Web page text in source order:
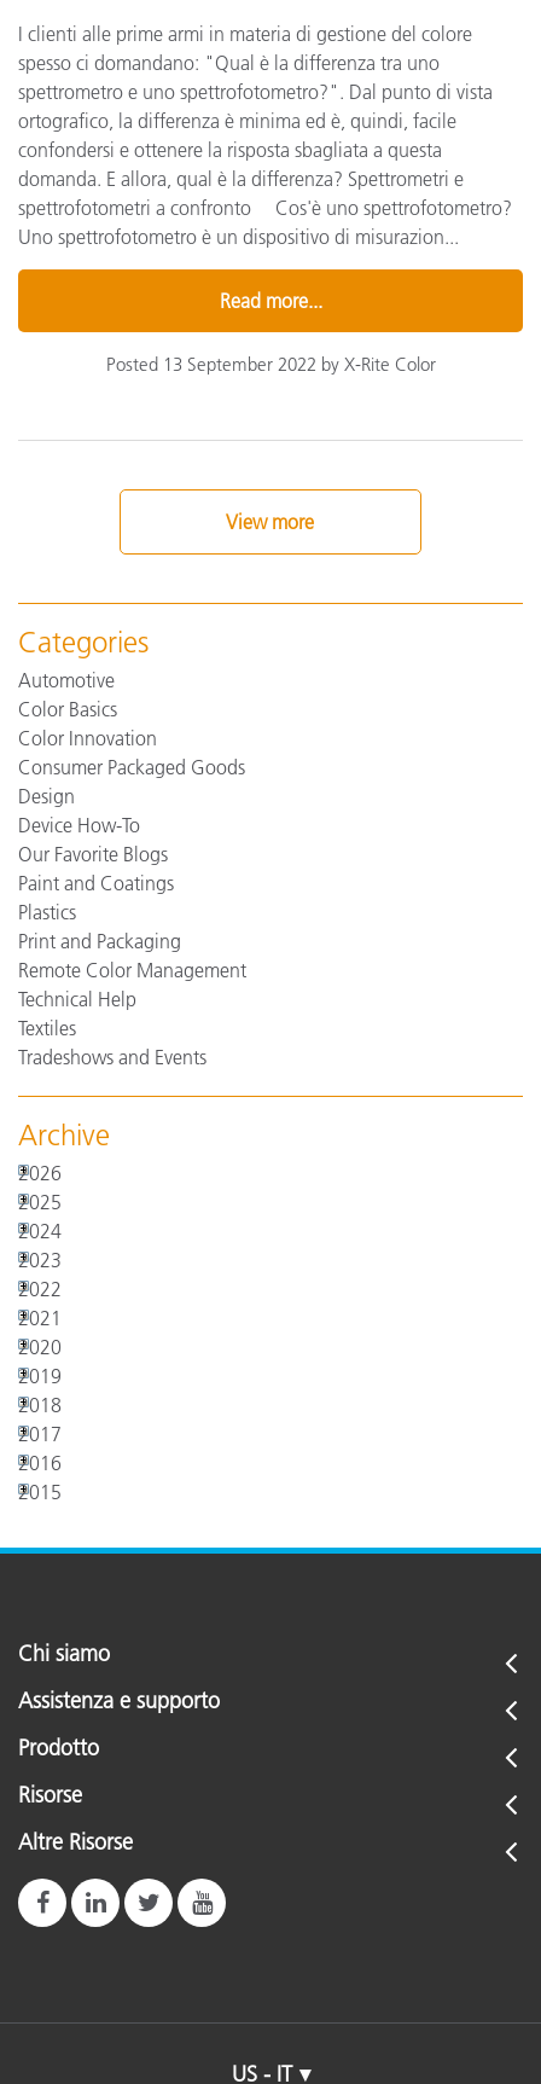
I clienti alle prime armi in materia di gestione del colore
spesso ci domandano: "Qual è la differenza tra uno
spettrometro e uno spettrofotometro?". Dal punto di vista
ortografico, la differenza è minima ed è, quindi, facile
confondersi e ottenere la risposta sbagliata a questa
domanda. E allora, qual è la differenza? Spettrometri e
spettrofotometri a confronto Cos'è uno spettrofotometro?
Uno spettrofotometro è un dispositivo di misurazion...
Read more...
Posted 13 September 2022 by X-Rite Color
View more
Categories
Automotive
Color Basics
Color Innovation
Consumer Packaged Goods
Design
Device How-To
Our Favorite Blogs
Paint and Coatings
Plastics
Print and Packaging
Remote Color Management
Technical Help
Textiles
Tradeshows and Events
Archive
2026
2025
2024
2023
2022
2021
2020
2019
2018
2017
2016
2015
Chi siamo
Assistenza e supporto
Prodotto
Risorse
Altre Risorse
US - IT